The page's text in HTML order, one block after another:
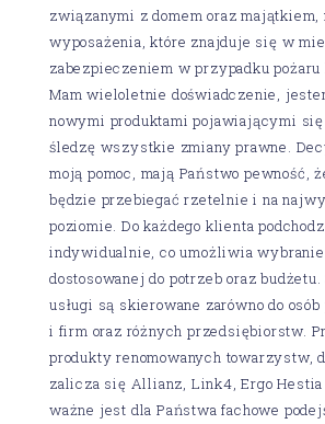
związanymi z domem oraz
wyposażenia, które znajduje się w
zabezpieczeniem w przypadku pożaru
Mam wieloletnie doświadczenie,
nowymi produktami pojawiającymi
śledzę wszystkie zmiany prawne.
moją pomoc, mają Państwo pewność,
będzie przebiegać rzetelnie i na
poziomie. Do każdego klienta
indywidualnie, co umożliwia
dostosowanej do potrzeb oraz
usługi są skierowane zarówno do
i firm oraz różnych przedsiębiorstw.
produkty renomowanych towarzystw,
zalicza się Allianz, Link4, Ergo
ważne jest dla Państwa fachowe